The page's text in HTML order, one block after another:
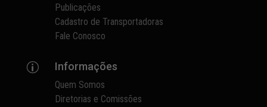
Publicações
Cadastro de Transportadoras
Fale Conosco
p Informações
Quem Somos
Diretorias e Comissões